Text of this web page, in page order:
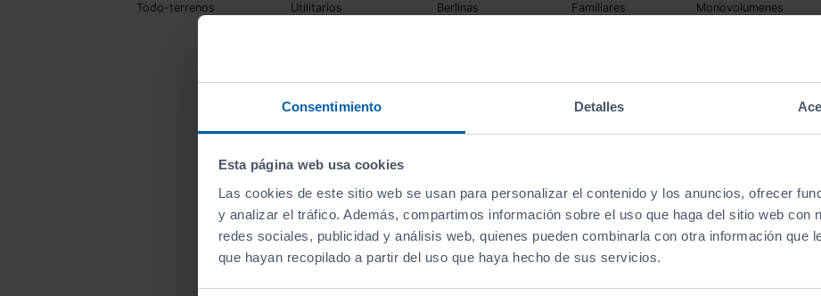
Consentimiento Detalles
Esta página web usa cookies
Las cookies de este sitio web se usan para personalizar el contenido y los anuncios, ofrecer
y analizar el tráfico. Además, compartimos información sobre el uso que haga del sitio web con
redes sociales, publicidad y análisis web, quienes pueden combinarla con otra información que
que hayan recopilado a partir del uso que haya hecho de sus servicios.
Todo-terrenos Utilitarios Berlinas Familiares Monovolumenes
Descapotables Eléctrico automático
¿A qué esperas para unirte al club de Sibuscascoche?¡Ya somos más de 6.000